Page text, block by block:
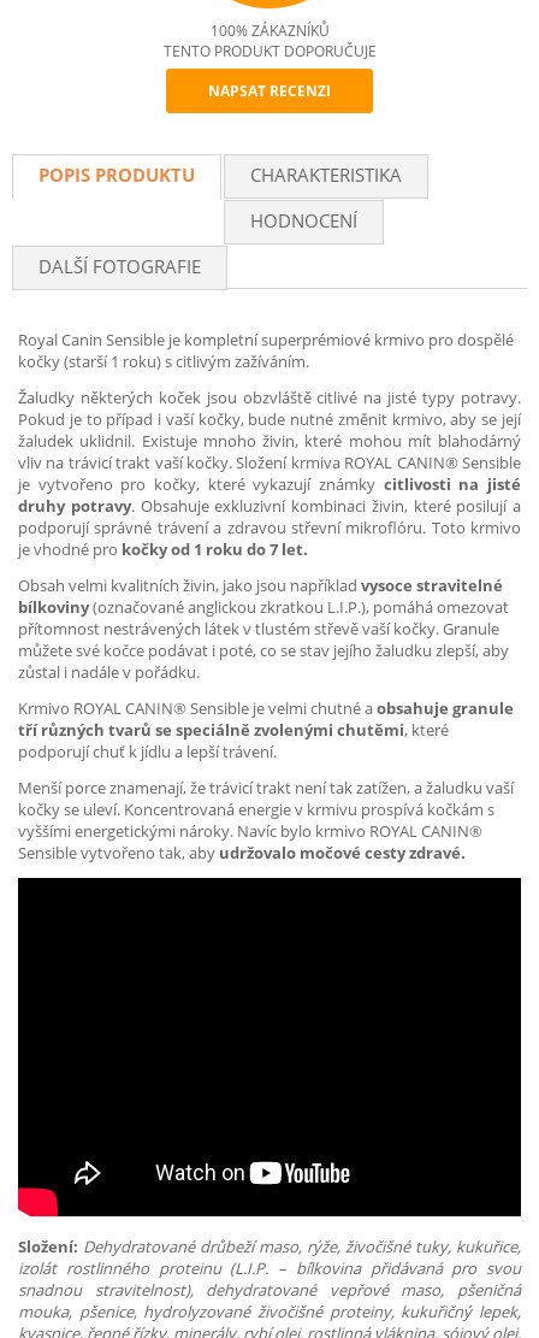
Recommend
100% ZÁKAZNÍKŮ
TENTO PRODUKT DOPORUČUJE
NAPSAT RECENZI
POPIS PRODUKTU
CHARAKTERISTIKA
HODNOCENÍ
DALŠÍ FOTOGRAFIE
Royal Canin Sensible je kompletní superprémiové krmivo pro dospělé
kočky (starší 1 roku) s citlivým zažíváním.
Žaludky některých koček jsou obzvláště citlivé na jisté typy potravy.
Pokud je to případ i vaší kočky, bude nutné změnit krmivo, aby se její
žaludek uklidnil. Existuje mnoho živin, které mohou mít blahodárný
vliv na trávicí trakt vaší kočky. Složení krmiva ROYAL CANIN® Sensible
je vytvořeno pro kočky, které vykazují známky citlivosti na jisté
druhy potravy. Obsahuje exkluzivní kombinaci živin, které posilují a
podporují správné trávení a zdravou střevní mikroflóru. Toto krmivo
je vhodné pro kočky od 1 roku do 7 let.
Obsah velmi kvalitních živin, jako jsou například vysoce stravitelné
bílkoviny(označované anglickou zkratkou L.I.P.), pomáhá omezovat
přítomnost nestrávených látek v tlustém střevě vaší kočky. Granule
můžete své kočce podávat i poté, co se stav jejího žaludku zlepší, aby
zůstal i nadále v pořádku.
Krmivo ROYAL CANIN® Sensible je velmi chutné aobsahuje granule
tří různých tvarů se speciálně zvolenými chutěmi, které
podporují chuť k jídlu a lepší trávení.
Menší porce znamenají, že trávicí trakt není tak zatížen, a žaludku vaší
kočky se uleví. Koncentrovaná energie v krmivu prospívá kočkám s
vyššími energetickými nároky. Navíc bylo krmivo ROYAL CANIN®
Sensible vytvořeno tak, aby udržovalo močové cesty zdravé.
Složení: Dehydratované drůbeží maso, rýže, živočišné tuky, kukuřice,
izolát rostlinného proteinu (L.I.P. – bílkovina přidávaná pro svou
snadnou stravitelnost), dehydratované vepřové maso, pšeničná
mouka, pšenice, hydrolyzované živočišné proteiny, kukuřičný lepek,
kvasnice, řepné řízky, minerály, rybí olej, rostlinná vláknina, sójový olej,